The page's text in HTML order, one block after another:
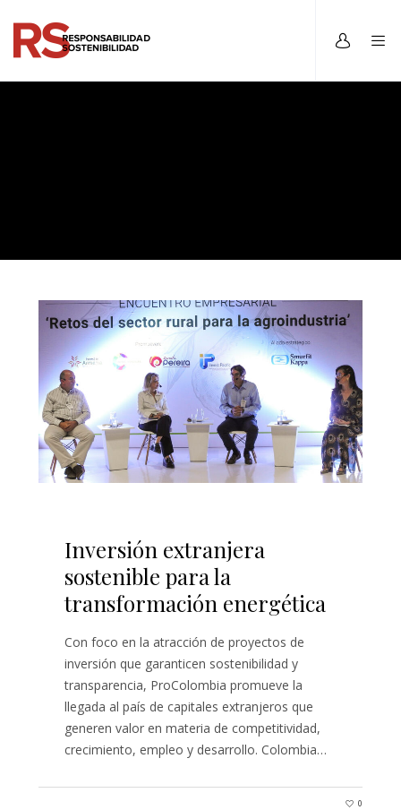
Inversión extranjera
sostenible para la
transformación energética
Con foco en la atracción de proyectos de
inversión que garanticen sostenibilidad y
transparencia, ProColombia promueve la
llegada al país de capitales extranjeros que
generen valor en materia de competitividad,
crecimiento, empleo y desarrollo. Colombia…
0